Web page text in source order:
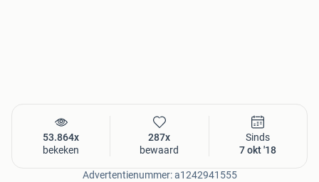
53.864x
bekeken
287x
bewaard
Sinds
7 okt '18
Advertentienummer: a1242941555